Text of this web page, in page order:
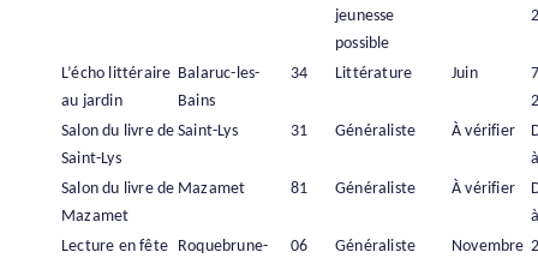
jeunesse
possible
L’écho littéraire
au jardin
Balaruc-les-
Bains
34 Littérature Juin
Salon du livre de
Saint-Lys
Saint-Lys 31 Généraliste À vérifier
Salon du livre de
Mazamet
Mazamet 81 Généraliste À vérifier
Lecture en fête Roquebrune-
06 Généraliste Novembre